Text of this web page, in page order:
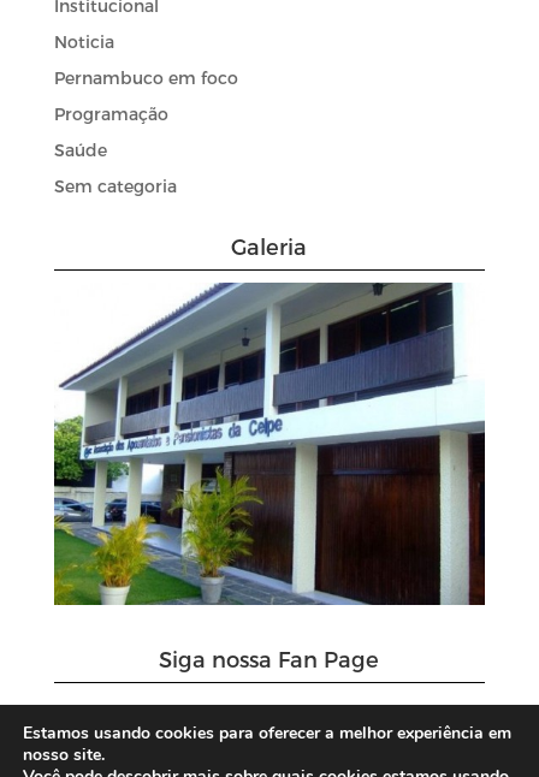
Institucional
Noticia
Pernambuco em foco
Programação
Saúde
Sem categoria
Galeria
Siga nossa Fan Page
AA Celpe
Estamos usando cookies para oferecer a melhor experiência em
nosso site.